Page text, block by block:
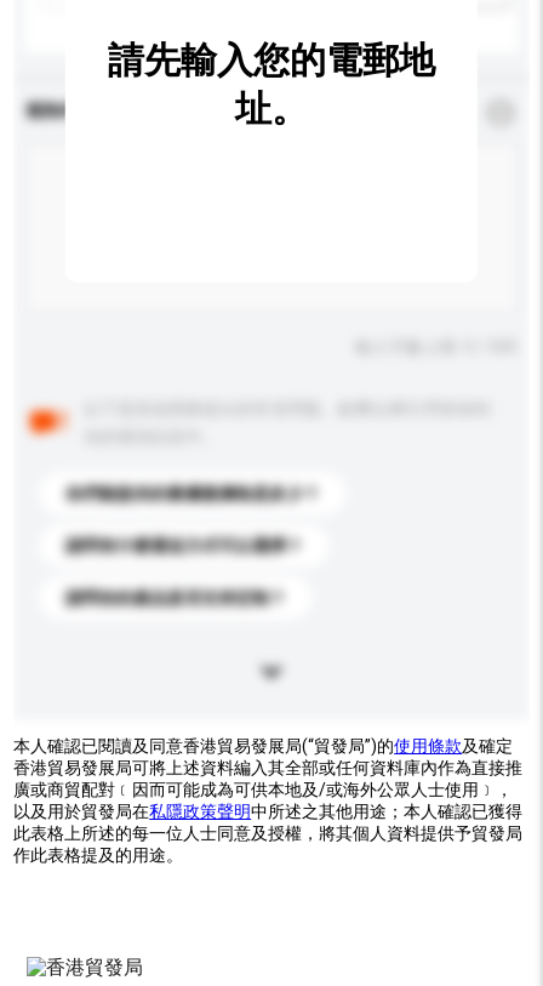
查詢內容
你們能提供的最優惠價格是多少？
請問有什麼運送方式可以選擇？
請問你的產品是否支持定制？
請先輸入您的電郵地
址。
本人確認已閱讀及同意香港貿易發展局(“貿發局”)的使用條款及確定
香港貿易發展局可將上述資料編入其全部或任何資料庫內作為直接推
廣或商貿配對﹝因而可能成為可供本地及/或海外公眾人士使用﹞，
以及用於貿發局在私隱政策聲明中所述之其他用途；本人確認已獲得
此表格上所述的每一位人士同意及授權，將其個人資料提供予貿發局
作此表格提及的用途。